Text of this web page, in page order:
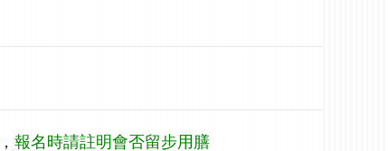
，報名時請註明會否留步用膳